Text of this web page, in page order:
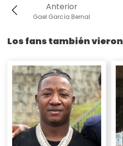
Anterior
Gael García Bernal
Los fans también vieron